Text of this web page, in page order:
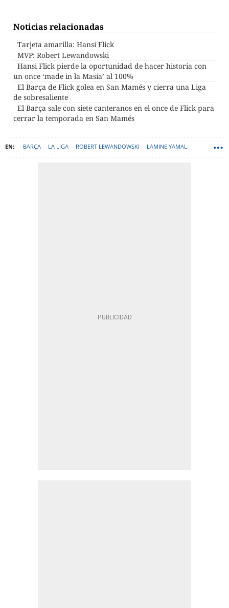
Noticias relacionadas
Tarjeta amarilla: Hansi Flick
MVP: Robert Lewandowski
Hansi Flick pierde la oportunidad de hacer historia con
un once ‘made in la Masía’ al 100%
El Barça de Flick golea en San Mamés y cierra una Liga
de sobresaliente
El Barça sale con siete canteranos en el once de Flick para
cerrar la temporada en San Mamés
BARÇA LA LIGA ROBERT LEWANDOWSKI LAMINE YAMAL